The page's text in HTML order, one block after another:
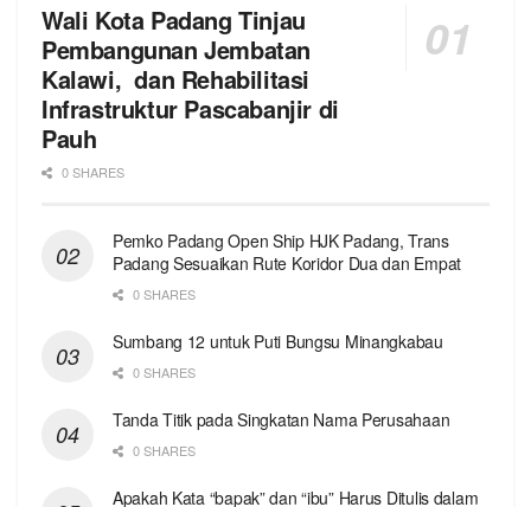
Wali Kota Padang Tinjau
Pembangunan Jembatan
Kalawi, dan Rehabilitasi
Infrastruktur Pascabanjir di
Pauh
0 SHARES
Pemko Padang Open Ship HJK Padang, Trans
Padang Sesuaikan Rute Koridor Dua dan Empat
0 SHARES
Sumbang 12 untuk Puti Bungsu Minangkabau
0 SHARES
Tanda Titik pada Singkatan Nama Perusahaan
0 SHARES
Apakah Kata “bapak” dan “ibu” Harus Ditulis dalam